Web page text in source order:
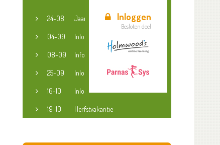
Inloggen
Besloten deel
24-08 Jaaropening
04-09 Inloopspreekuur jeugdconsulent
08-09 Informatieavond groep 3-8
25-09 Inloopspreekuur jeugdconsulent
16-10 Inloopspreekuur jeugdconsulent
19-10 Herfstvakantie